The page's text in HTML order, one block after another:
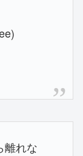
離れな